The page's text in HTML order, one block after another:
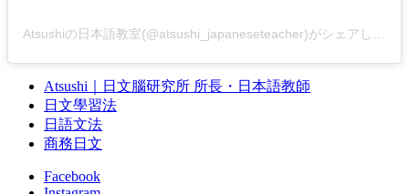
Atsushi｜日文腦研究所 所長・日本語教師
日文學習法
日語文法
商務日文
Facebook